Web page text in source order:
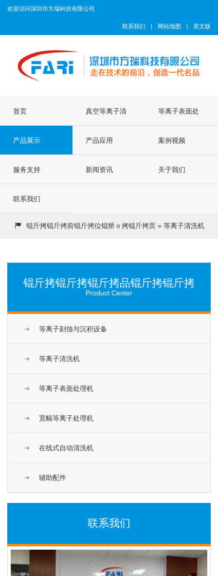
欢迎访问深圳市方瑞科技有限公司
联系我们 网站地图 英文版
首页 真空等离子清
洗机
等离子表面处
理机
产品展示 产品应用 案例视频
服务支持 新闻资讯 关于我们
联系我们
锟斤拷锟斤拷前锟斤拷位锟矫ｏ拷锟斤拷页 » 等离子清洗机
锟斤拷锟斤拷锟斤拷品锟斤拷锟斤拷
Product Center
等离子刻蚀与沉积设备
等离子清洗机
等离子表面处理机
宽幅等离子处理机
在线式自动清洗机
辅助配件
联系我们